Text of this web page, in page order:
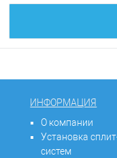
ИНФОРМАЦИЯ
О компании
Установка
систем